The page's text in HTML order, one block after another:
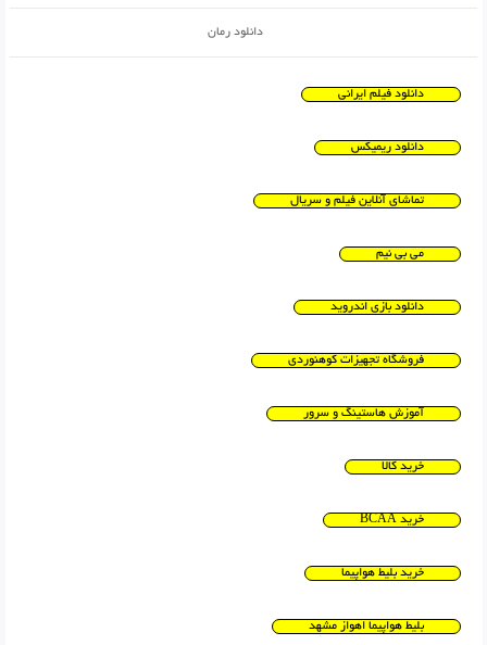
دانلود رمان
دانلود فیلم ایرانی
دانلود ریمیکس
تماشای آنلاین فیلم و سریال
می بی نیم
دانلود بازی اندروید
فروشگاه تجهیزات کوهنوردی
آموزش هاستینگ و سرور
خرید کالا
خرید BCAA
خرید بلیط هواپیما
بلیط هواپیما اهواز مشهد